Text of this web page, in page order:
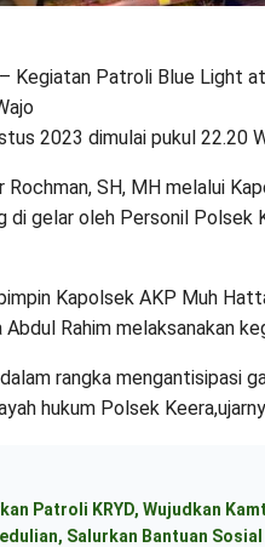
Kegiatan Patroli Blue Light
2023 dimulai pukul 22.20
Rochman, SH, MH melalui
di gelar oleh Personil Polsek
Kapolsek AKP Muh
Abdul Rahim melaksanakan
rangka mengantisipasi
hukum Polsek
Patroli KRYD, Wujudkan
Salurkan Bantuan